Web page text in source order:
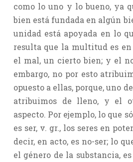
como lo uno y lo bueno, ya
bien está fundada en algún
unidad está apoyada en lo
resulta que la multitud es
el mal, un cierto bien; y el
embargo, no por esto
opuesto a ellas, porque, uno
atribuimos de lleno, y el
aspecto. Por ejemplo, lo que
es ser, v. gr., los seres en
decir, en acto, es no-ser; lo
el género de la substancia,